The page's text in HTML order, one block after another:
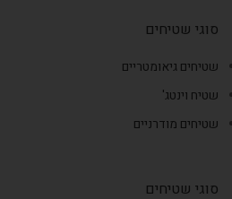
סוגי שטיחים
שטיחים גיאומטריים
שטיח וינטג'
שטיחים מודרניים
סוגי שטיחים